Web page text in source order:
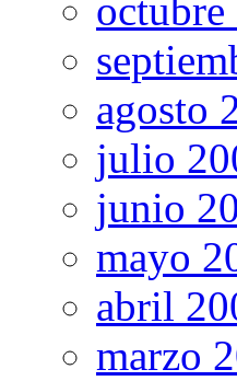
octubre
agosto
julio
junio
mayo
abril
marzo